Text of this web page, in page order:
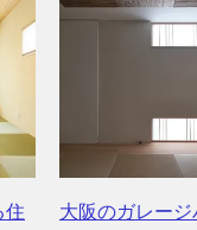
住
大阪のガレージ